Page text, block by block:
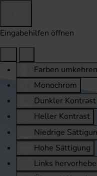
Eingabehilfen öffnen
Farben umkehren
Monochrom
Dunkler Kontrast
Heller Kontrast
Niedrige
Hohe Sättigung
Links